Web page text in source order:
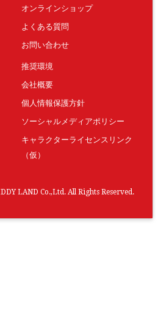
オンラインショップ
よくある質問
お問い合わせ
推奨環境
会社概要
個人情報保護方針
ソーシャルメディアポリシー
キャラクターライセンスリンク
（仮）
LAND Co.,Ltd. All Rights Reserved.